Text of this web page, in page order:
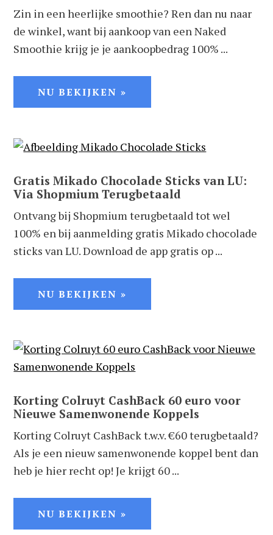
Zin in een heerlijke smoothie? Ren dan nu naar
de winkel, want bij aankoop van een Naked
Smoothie krijg je je aankoopbedrag 100% ...
NU BEKIJKEN »
Gratis Mikado Chocolade Sticks van LU:
Via Shopmium Terugbetaald
Ontvang bij Shopmium terugbetaald tot wel
100% en bij aanmelding gratis Mikado chocolade
sticks van LU. Download de app gratis op ...
NU BEKIJKEN »
Korting Colruyt CashBack 60 euro voor
Nieuwe Samenwonende Koppels
Korting Colruyt CashBack t.w.v. €60 terugbetaald?
Als je een nieuw samenwonende koppel bent dan
heb je hier recht op! Je krijgt 60 ...
NU BEKIJKEN »